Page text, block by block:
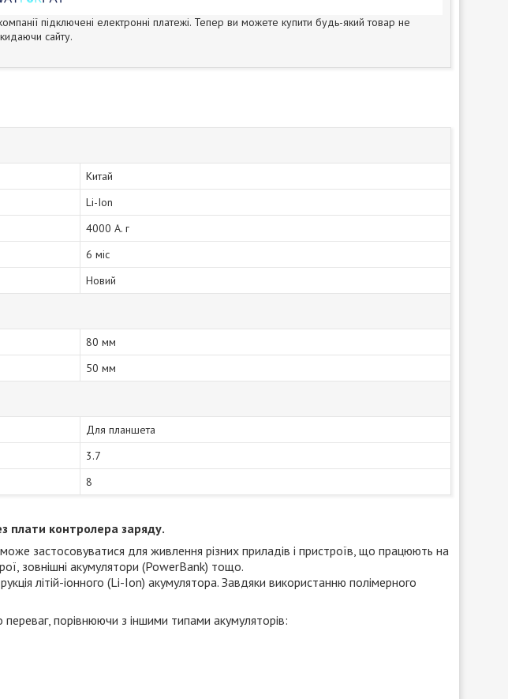
підключені електронні платежі. Тепер ви можете купити будь-який товар не
сайту.
Китай
Li-Ion
4000 А. г
6 міс
Новий
80 мм
50 мм
Для планшета
3.7
8
плати контролера заряду.
застосовуватися для живлення різних приладів і пристроїв, що працюють на
зовнішні акумулятори (PowerBank) тощо.
літій-іонного (Li-Ion) акумулятора. Завдяки використанню полімерного
переваг, порівнюючи з іншими типами акумуляторів: